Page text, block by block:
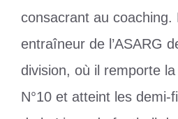
consacrant au coaching.
entraîneur de l’ASARG
division, où il remporte
N°10 et atteint les demi-